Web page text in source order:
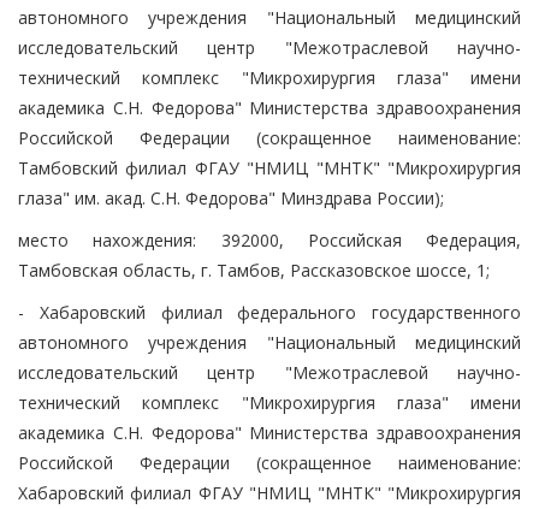
автономного учреждения "Национальный медицинский
исследовательский центр "Межотраслевой научно-
технический комплекс "Микрохирургия глаза" имени
академика С.Н. Федорова" Министерства здравоохранения
Российской Федерации (сокращенное наименование:
Тамбовский филиал ФГАУ "НМИЦ "МНТК" "Микрохирургия
глаза" им. акад. С.Н. Федорова" Минздрава России);
место нахождения: 392000, Российская Федерация,
Тамбовская область, г. Тамбов, Рассказовское шоссе, 1;
- Хабаровский филиал федерального государственного
автономного учреждения "Национальный медицинский
исследовательский центр "Межотраслевой научно-
технический комплекс "Микрохирургия глаза" имени
академика С.Н. Федорова" Министерства здравоохранения
Российской Федерации (сокращенное наименование:
Хабаровский филиал ФГАУ "НМИЦ "МНТК" "Микрохирургия